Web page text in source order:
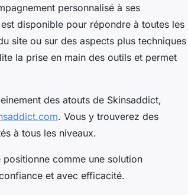
personnalisé à ses
disponible pour répondre à toutes les
site ou sur des aspects plus techniques
la prise en main des outils et permet
des atouts de Skinsaddict,
. Vous y trouverez des
à tous les niveaux.
comme une solution
et avec efficacité.